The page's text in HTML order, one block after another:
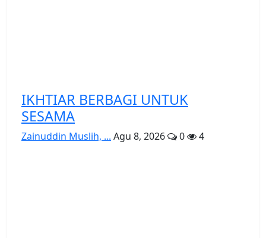
IKHTIAR BERBAGI UNTUK
SESAMA
Zainuddin Muslih, ... Agu 8, 2026 0 4